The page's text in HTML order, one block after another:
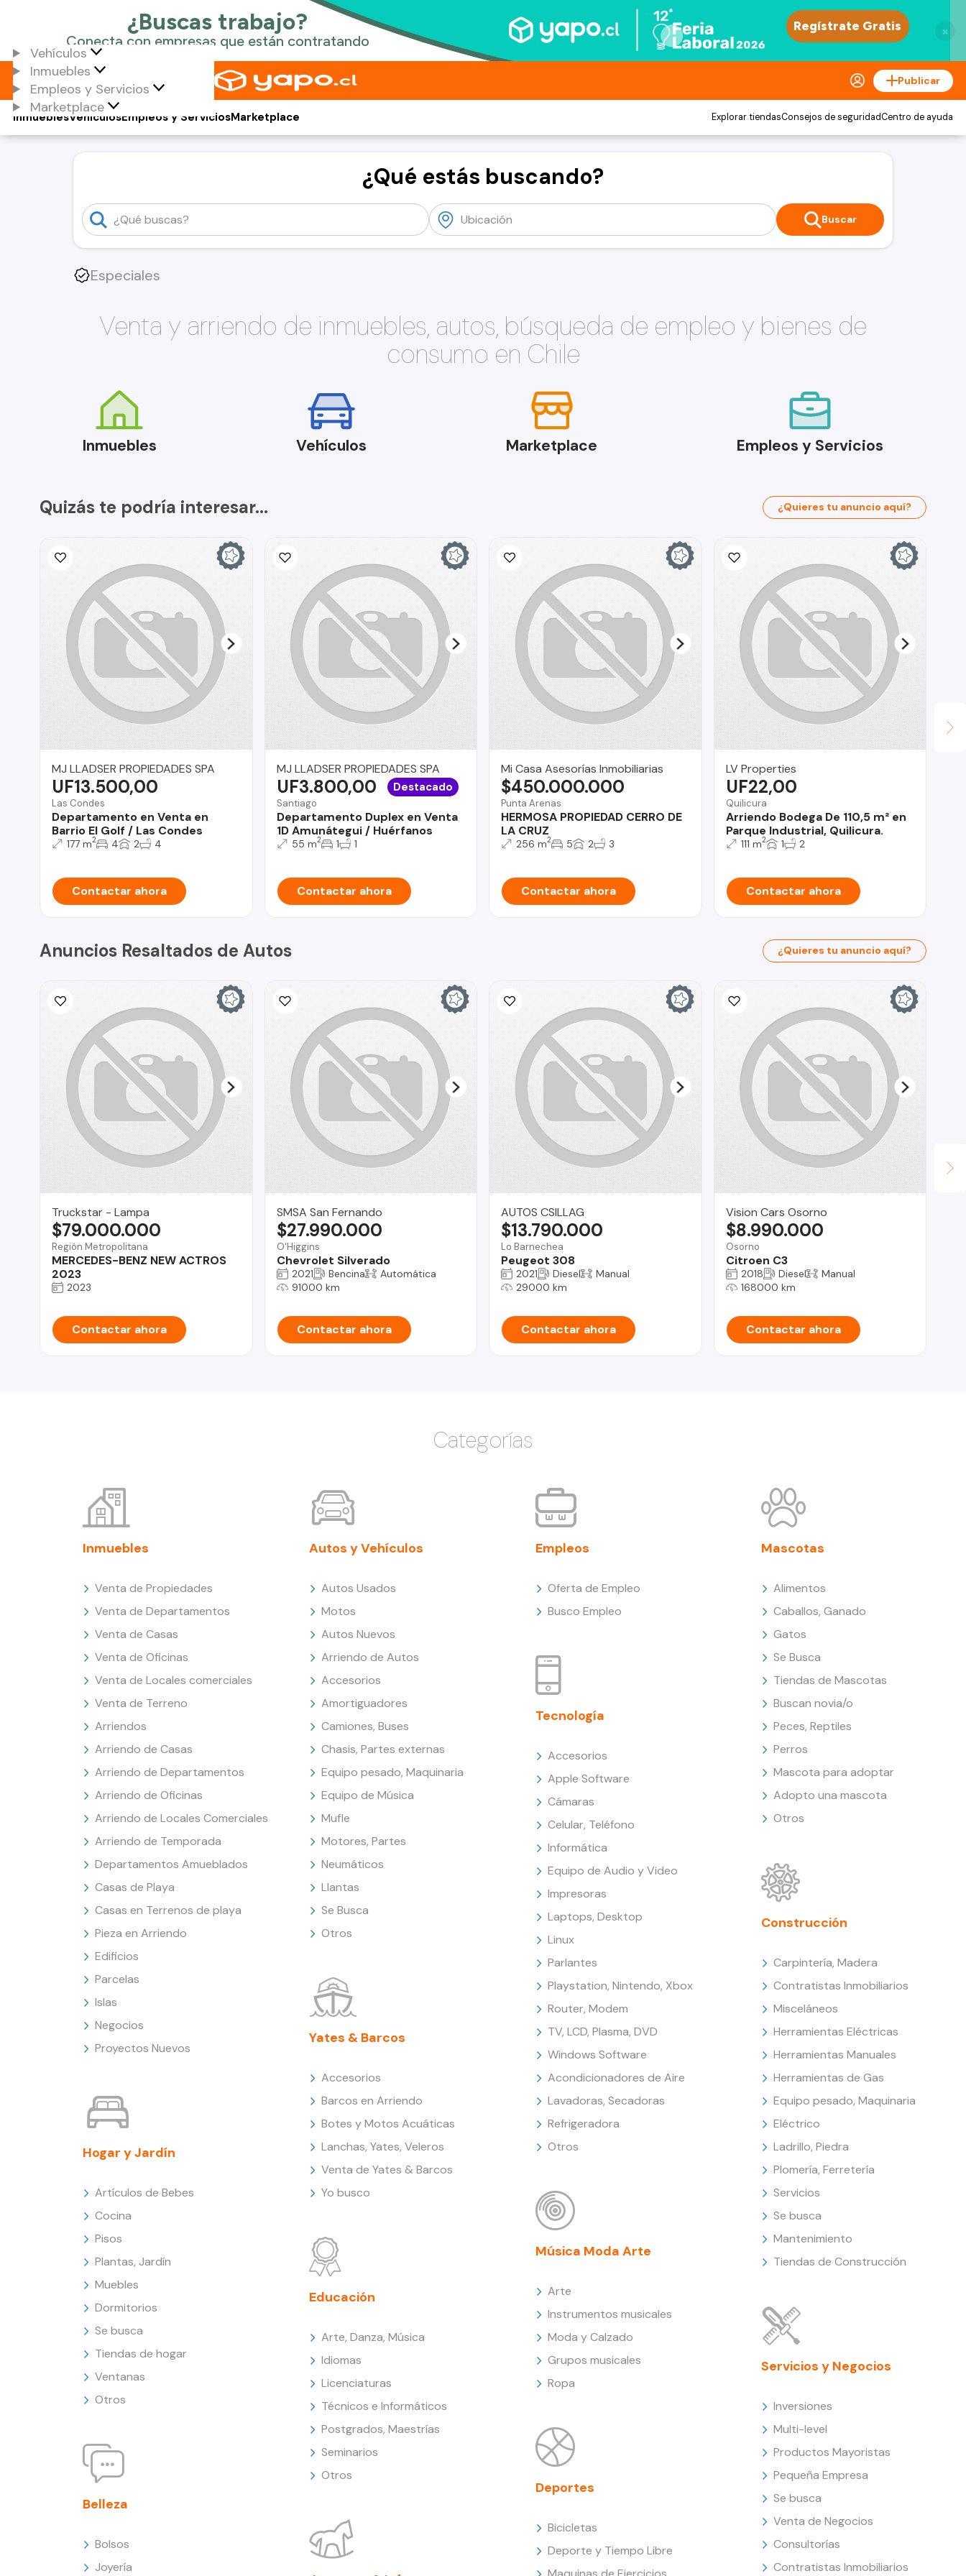
×
Vehículos
Inmuebles
Empleos y Servicios
Marketplace
Publicar
Vehículos
Inmuebles Empleos y ServiciosMarketplace Explorar tiendasConsejos de seguridadCentro de ayuda
¿Qué estás buscando?
Buscar
Especiales
Venta y arriendo de inmuebles, autos, búsqueda de empleo y bienes de
consumo en Chile
Inmuebles Vehículos Marketplace Empleos y Servicios
Quizás te podría interesar... ¿Quieres tu anuncio aquí?
MJ LLADSER PROPIEDADES SPA
Las Condes
Departamento en Venta en
Barrio El Golf / Las Condes
UF13.500,00
177 m2 4 2 4
Contactar ahora
MJ LLADSER PROPIEDADES SPA
Santiago
Departamento Duplex en Venta
1D Amunátegui / Huérfanos
UF3.800,00 Destacado
55 m2 1 1
Contactar ahora
Mi Casa Asesorías Inmobiliarias
Punta Arenas
HERMOSA PROPIEDAD CERRO DE
LA CRUZ
$450.000.000
256 m2 5 2 3
Contactar ahora
LV Properties
Quilicura
Arriendo Bodega De 110,5 m² en
Parque Industrial, Quilicura.
UF22,00
111 m2 1 2
Contactar ahora
Anuncios Resaltados de Autos ¿Quieres tu anuncio aquí?
Truckstar - Lampa
Región Metropolitana
MERCEDES-BENZ NEW ACTROS
2023
$79.000.000
2023
Contactar ahora
SMSA San Fernando
O'Higgins
Chevrolet Silverado
$27.990.000
2021 Bencina
Automática
91000 km
Contactar ahora
AUTOS CSILLAG
Lo Barnechea
Peugeot 308
$13.790.000
2021 Diesel
Manual
29000 km
Contactar ahora
Vision Cars Osorno
Osorno
Citroen C3
$8.990.000
2018 Diesel
Manual
168000 km
Contactar ahora
Categorías
Inmuebles
Venta de Propiedades
Venta de Departamentos
Venta de Casas
Venta de Oficinas
Venta de Locales comerciales
Venta de Terreno
Arriendos
Arriendo de Casas
Arriendo de Departamentos
Arriendo de Oficinas
Arriendo de Locales Comerciales
Arriendo de Temporada
Departamentos Amueblados
Casas de Playa
Casas en Terrenos de playa
Pieza en Arriendo
Edificios
Parcelas
Islas
Negocios
Proyectos Nuevos
Hogar y Jardín
Artículos de Bebes
Cocina
Pisos
Plantas, Jardín
Muebles
Dormitorios
Se busca
Tiendas de hogar
Ventanas
Otros
Belleza
Bolsos
Joyería
Autos y Vehículos
Autos Usados
Motos
Autos Nuevos
Arriendo de Autos
Accesorios
Amortiguadores
Camiones, Buses
Chasis, Partes externas
Equipo pesado, Maquinaria
Equipo de Música
Mufle
Motores, Partes
Neumáticos
Llantas
Se Busca
Otros
Yates & Barcos
Accesorios
Barcos en Arriendo
Botes y Motos Acuáticas
Lanchas, Yates, Veleros
Venta de Yates & Barcos
Yo busco
Educación
Arte, Danza, Música
Idiomas
Licenciaturas
Técnicos e Informáticos
Postgrados, Maestrías
Seminarios
Otros
Empleos
Oferta de Empleo
Busco Empleo
Tecnología
Accesorios
Apple Software
Cámaras
Celular, Teléfono
Informática
Equipo de Audio y Video
Impresoras
Laptops, Desktop
Linux
Parlantes
Playstation, Nintendo, Xbox
Router, Modem
TV, LCD, Plasma, DVD
Windows Software
Acondicionadores de Aire
Lavadoras, Secadoras
Refrigeradora
Otros
Música Moda Arte
Arte
Instrumentos musicales
Moda y Calzado
Grupos musicales
Ropa
Deportes
Bicicletas
Deporte y Tiempo Libre
Mascotas
Alimentos
Caballos, Ganado
Gatos
Se Busca
Tiendas de Mascotas
Buscan novia/o
Peces, Reptiles
Perros
Mascota para adoptar
Adopto una mascota
Otros
Construcción
Carpintería, Madera
Contratistas Inmobiliarios
Misceláneos
Herramientas Eléctricas
Herramientas Manuales
Herramientas de Gas
Equipo pesado, Maquinaria
Eléctrico
Ladrillo, Piedra
Plomería, Ferretería
Servicios
Se busca
Mantenimiento
Tiendas de Construcción
Servicios y Negocios
Inversiones
Multi-level
Productos Mayoristas
Pequeña Empresa
Se busca
Venta de Negocios
Consultorías
Contratistas Inmobiliarios